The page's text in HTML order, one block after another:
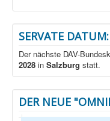
SERVATE DATUM:
Der nächste DAV-
2028 in Salzburg statt.
DER NEUE